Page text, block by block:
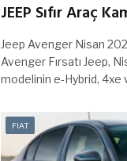
JEEP Sıfır Araç
Jeep Avenger Nisan
Avenger Fırsatı Jeep,
modelinin e-Hybrid, 4xe
FIAT